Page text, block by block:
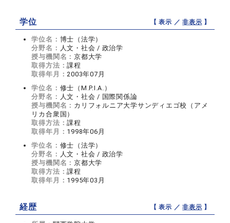
学位 【 表示 ／非表示 】
学位名： 博士（法学）
分野名： 人文・社会 / 政治学
授与機関名：京都大学
取得方法：課程
取得年月：2003年07月
学位名： 修士（M.P.I.A.）
分野名： 人文・社会 / 国際関係論
授与機関名： カリフォルニア大学サンディエゴ校（アメ
リカ合衆国）
取得方法：課程
取得年月： 1998年06月
学位名： 修士（法学）
分野名： 人文・社会 / 政治学
授与機関名：京都大学
取得方法：課程
取得年月： 1995年03月
経歴 【 表示 ／非表示 】